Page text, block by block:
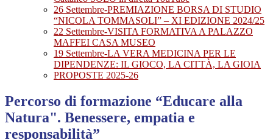
26 Settembre-PREMIAZIONE BORSA DI STUDIO
“NICOLA TOMMASOLI” – XI EDIZIONE 2024/25
22 Settembre-VISITA FORMATIVA A PALAZZO
MAFFEI CASA MUSEO
19 Settembre-LA VERA MEDICINA PER LE
DIPENDENZE: IL GIOCO, LA CITTÀ, LA GIOIA
PROPOSTE 2025-26
Percorso di formazione “Educare alla
Natura". Benessere, empatia e
responsabilità”